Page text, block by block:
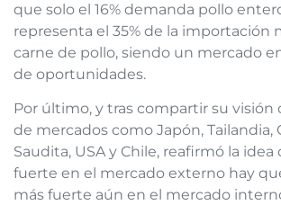
que solo el 16% demanda pollo
representa el 35% de la importación
carne de pollo, siendo un mercado
de oportunidades.
Por último, y tras compartir su visión
de mercados como Japón, Tailandia,
Saudita, USA y Chile, reafirmó la idea
fuerte en el mercado externo hay
más fuerte aún en el mercado